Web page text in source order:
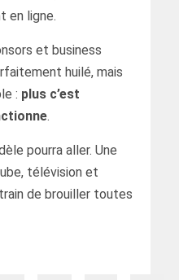
en ligne.
et business
huilé, mais
: plus c’est
.
pourra aller. Une
télévision et
de brouiller toutes